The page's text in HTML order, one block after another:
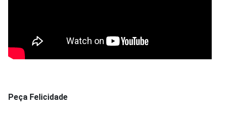
Peça Felicidade